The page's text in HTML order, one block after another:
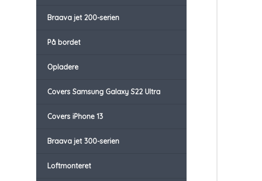
Braava jet 200-serien
På bordet
Opladere
Covers Samsung Galaxy S22 Ultra
Covers iPhone 13
Braava jet 300-serien
Loftmonteret